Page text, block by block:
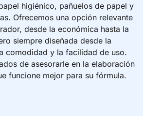
higiénico, pañuelos de papel y
Ofrecemos una opción relevante
desde la económica hasta la
siempre diseñada desde la
comodidad y la facilidad de uso.
de asesorarle en la elaboración
funcione mejor para su fórmula.